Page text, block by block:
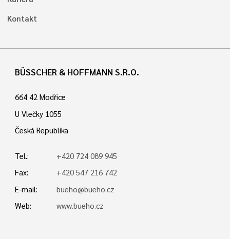
Kontakt
BÜSSCHER & HOFFMANN S.R.O.
664 42 Modřice
U Vlečky 1055
Česká Republika
Tel.:
+420 724 089 945
Fax:
+420 547 216 742
E-mail:
bueho@bueho.cz
Web:
www.bueho.cz